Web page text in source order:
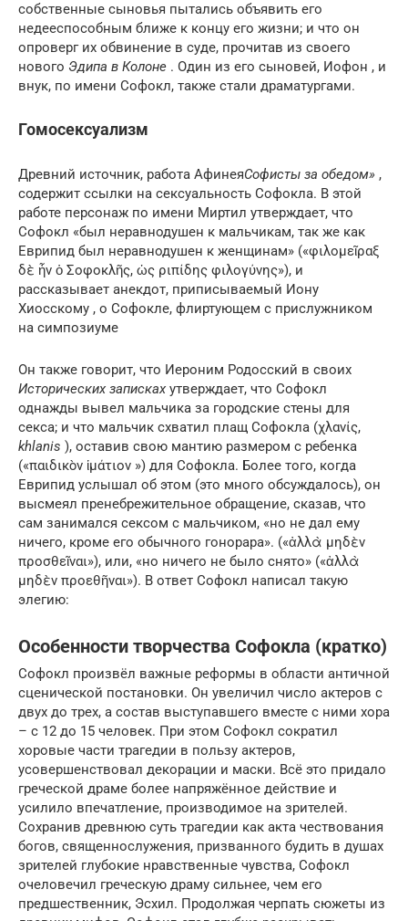
собственные сыновья пытались объявить его
недееспособным ближе к концу его жизни; и что он
опроверг их обвинение в суде, прочитав из своего
нового Эдипа в Колоне . Один из его сыновей, Иофон , и
внук, по имени Софокл, также стали драматургами.
Гомосексуализм
Древний источник, работа АфинеяСофисты за обедом» ,
содержит ссылки на сексуальность Софокла. В этой
работе персонаж по имени Миртил утверждает, что
Софокл «был неравнодушен к мальчикам, так же как
Еврипид был неравнодушен к женщинам» («φιλομεῖραξ
δὲ ἦν ὁ Σοφοκλῆς, ὡς ριπίδης φιλογύνης»), и
рассказывает анекдот, приписываемый Иону
Хиосскому , о Софокле, флиртующем с прислужником
на симпозиуме
Он также говорит, что Иероним Родосский в своих
Исторических записках утверждает, что Софокл
однажды вывел мальчика за городские стены для
секса; и что мальчик схватил плащ Софокла (χλανίς,
khlanis ), оставив свою мантию размером с ребенка
(«παιδικὸν ἱμάτιον ») для Софокла. Более того, когда
Еврипид услышал об этом (это много обсуждалось), он
высмеял пренебрежительное обращение, сказав, что
сам занимался сексом с мальчиком, «но не дал ему
ничего, кроме его обычного гонорара». («ἀλλὰ μηδὲν
προσθεῖναι»), или, «но ничего не было снято» («ἀλλὰ
μηδὲν προεθῆναι»). В ответ Софокл написал такую ​​
элегию:
Особенности творчества Софокла (кратко)
Софокл произвёл важные реформы в области античной
сценической постановки. Он увеличил число актеров с
двух до трех, а состав выступавшего вместе с ними хора
– с 12 до 15 человек. При этом Софокл сократил
хоровые части трагедии в пользу актеров,
усовершенствовал декорации и маски. Всё это придало
греческой драме более напряжённое действие и
усилило впечатление, производимое на зрителей.
Сохранив древнюю суть трагедии как акта чествования
богов, священнослужения, призванного будить в душах
зрителей глубокие нравственные чувства, Софокл
очеловечил греческую драму сильнее, чем его
предшественник, Эсхил. Продолжая черпать сюжеты из